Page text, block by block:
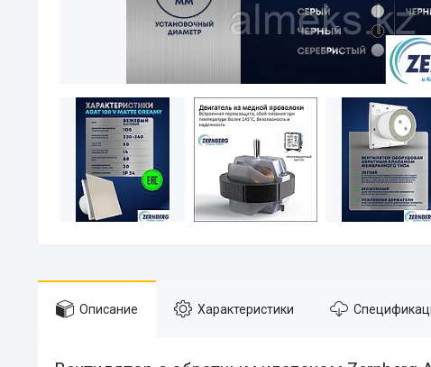
Описание Характеристики